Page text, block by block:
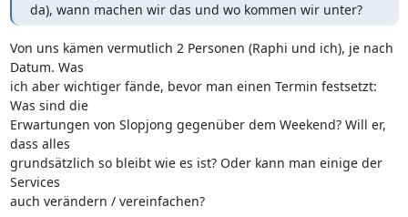
da), wann machen wir das und wo kommen wir unter?
Von uns kämen vermutlich 2 Personen (Raphi und ich), je nach
Datum. Was
ich aber wichtiger fände, bevor man einen Termin festsetzt:
Was sind die
Erwartungen von Slopjong gegenüber dem Weekend? Will er,
dass alles
grundsätzlich so bleibt wie es ist? Oder kann man einige der
Services
auch verändern / vereinfachen?